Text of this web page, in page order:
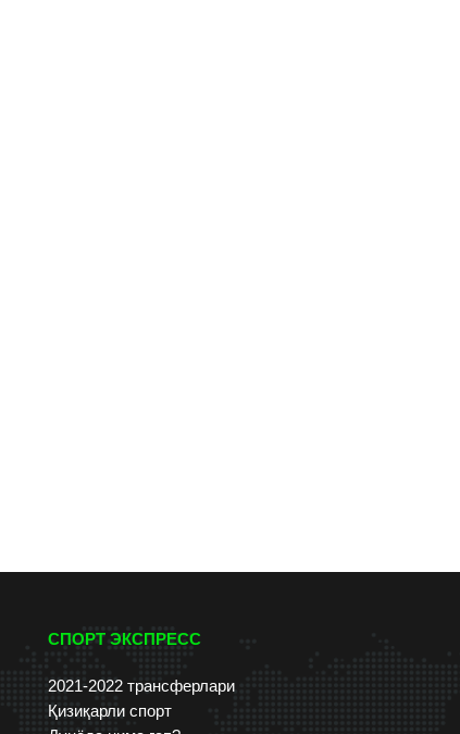
СПОРТ ЭКСПРЕСС
2021-2022 трансферлари
Қизиқарли спорт